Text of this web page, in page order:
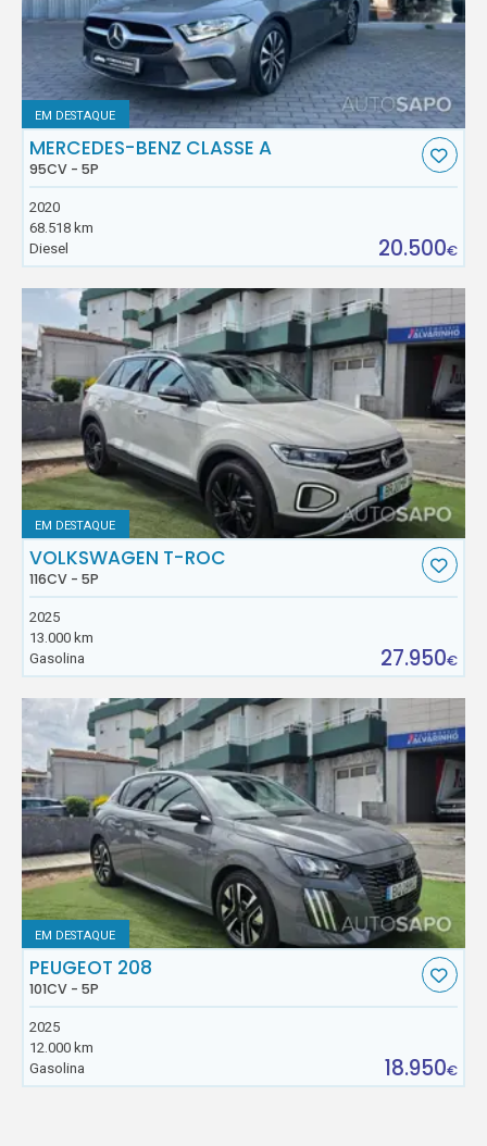
EM DESTAQUE
MERCEDES-BENZ CLASSE A
95CV - 5P
2020
68.518 km
Diesel
20.500€
EM DESTAQUE
VOLKSWAGEN T-ROC
116CV - 5P
2025
13.000 km
Gasolina
27.950€
EM DESTAQUE
PEUGEOT 208
101CV - 5P
2025
12.000 km
Gasolina
18.950€